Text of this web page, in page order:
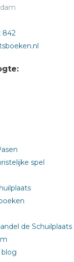
842
spel
de Schuilplaats
blog